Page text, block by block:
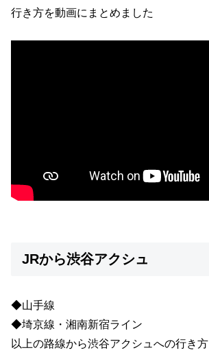
行き方を動画にまとめました
JRから渋谷アクシュ
◆山手線
◆埼京線・湘南新宿ライン
以上の路線から渋谷アクシュへの行き方